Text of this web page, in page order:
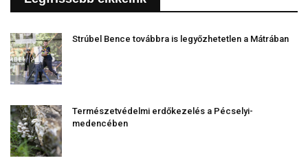
Strúbel Bence továbbra is legyőzhetetlen a Mátrában
Természetvédelmi erdőkezelés a Pécselyi-
medencében